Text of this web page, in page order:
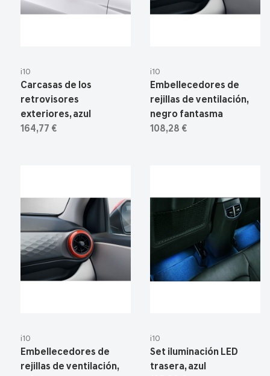
i10
Carcasas de los
retrovisores
exteriores, azul
164,77 €
i10
Embellecedores de
rejillas de ventilación,
negro fantasma
108,28 €
i10
Embellecedores de
rejillas de ventilación,
i10
Set iluminación LED
trasera, azul